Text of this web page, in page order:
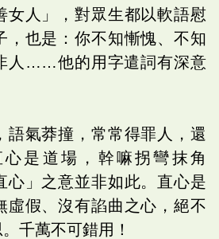
女人」，對眾生都以軟語慰
，也是：你不知慚愧、不知
人……他的用字遣詞有深意
語氣莽撞，常常得罪人，還
是道場，幹嘛拐彎抹角
心」之意並非如此。直心是
虛假、沒有諂曲之心，絕不
千萬不可錯用！